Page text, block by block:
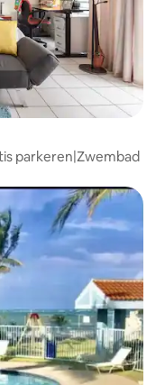
parkeren|Zwembad